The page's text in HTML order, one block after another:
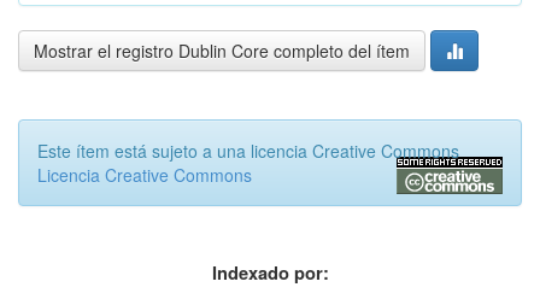
Mostrar el registro Dublin Core completo del ítem
Este ítem está sujeto a una licencia Creative Commons
Licencia Creative Commons
Indexado por: